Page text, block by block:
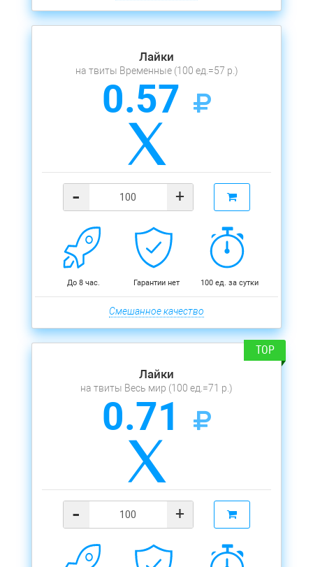
Лайки
на твиты Временные (100 ед.=57 р.)
0.57
- +
До 8 час. Гарантии нет 100 ед. за сутки
Смешанное качество
Лайки
на твиты Весь мир (100 ед.=71 р.)
0.71
- +